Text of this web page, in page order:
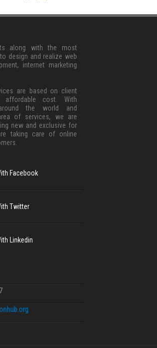
along with the most
design and realize web
internet marketing
are based on client
cost. With
the world and
of services, we are
new and exclusive for
taking care of online
Facebook
Twitter
Linkedin